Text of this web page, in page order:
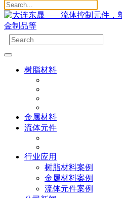
树脂材料
金属材料
流体元件
行业应用
树脂材料案例
金属材料案例
流体元件案例